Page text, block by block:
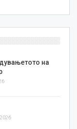
на